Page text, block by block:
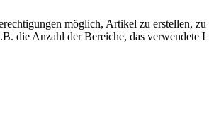
möglich, Artikel zu erstellen,
die Anzahl der Bereiche, das verwendete